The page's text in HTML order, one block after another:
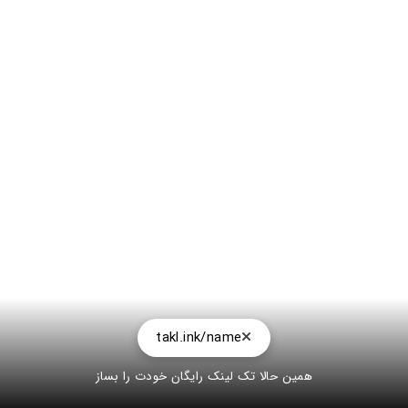
takl.ink/name
همین حالا تک لینک رایگان خودت را بساز